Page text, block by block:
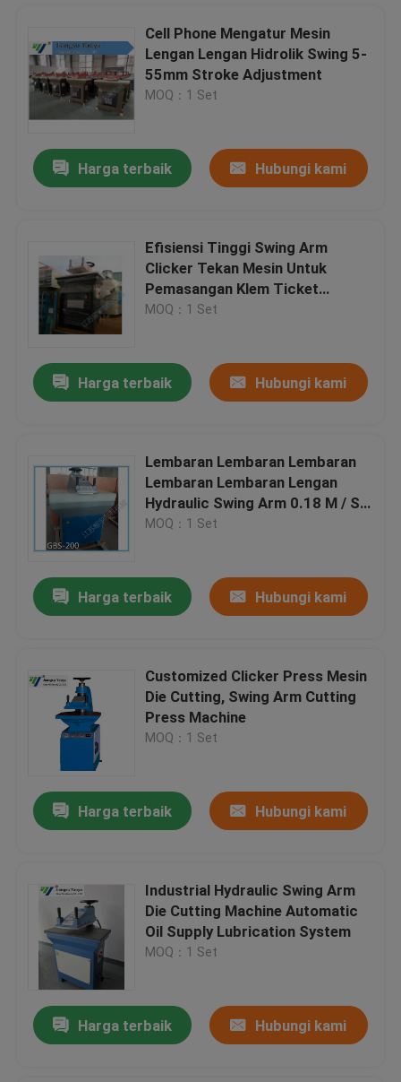
Produk
Tentang kami
Tur Pabrik
Cell Phone Mengatur Mesin
Lengan Lengan Hidrolik Swing 5-
55mm Stroke Adjustment
MOQ：1 Set
Harga terbaik Hubungi kami
Efisiensi Tinggi Swing Arm
Clicker Tekan Mesin Untuk
Pemasangan Klem Ticket
Blanking
MOQ：1 Set
Harga terbaik Hubungi kami
Lembaran Lembaran Lembaran
Lembaran Lembaran Lengan
Hydraulic Swing Arm 0.18 M / S
Speed
MOQ：1 Set
Harga terbaik Hubungi kami
Customized Clicker Press Mesin
Die Cutting, Swing Arm Cutting
Press Machine
MOQ：1 Set
Harga terbaik Hubungi kami
Industrial Hydraulic Swing Arm
Die Cutting Machine Automatic
Oil Supply Lubrication System
MOQ：1 Set
Harga terbaik Hubungi kami